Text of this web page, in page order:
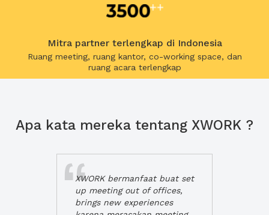
Mitra partner terlengkap di Indonesia
Ruang meeting, ruang kantor, co-working space, dan
ruang acara terlengkap
Apa kata mereka tentang XWORK ?
XWORK bermanfaat buat set
up meeting out of offices,
brings new experiences